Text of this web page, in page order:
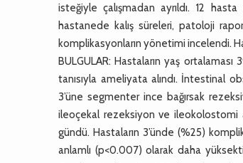
isteğiyle çalışmadan ayrıldı. 12
hastanede kalış süreleri, patoloji
komplikasyonların yönetimi incelendi.
BULGULAR: Hastaların yaş
tanısıyla ameliyata alındı. İntestinal
3’üne segmenter ince bağırsak
ileoçekal rezeksiyon ve ileokolostomi
gündü. Hastaların 3’ünde (%25)
anlamlı (p<0.007) olarak daha